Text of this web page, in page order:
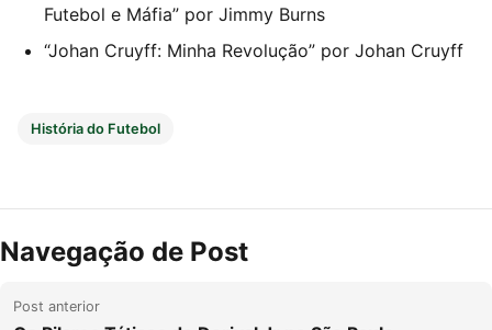
Futebol e Máfia” por Jimmy Burns
“Johan Cruyff: Minha Revolução” por Johan Cruyff
História do Futebol
Navegação de Post
Post anterior